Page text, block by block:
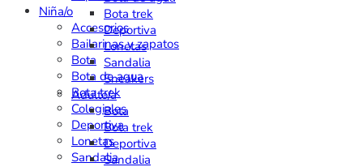
Niña/o
Accesorios
Bailarinas y zapatos
Bota
Bota de agua
Bota trek
Colegiales
Deportiva
Lonetas
Sandalia
Bota trek
Deportiva
Lonetas
Sandalia
Sneakers
Adulto/a
Bota
Bota trek
Deportiva
Sandalia